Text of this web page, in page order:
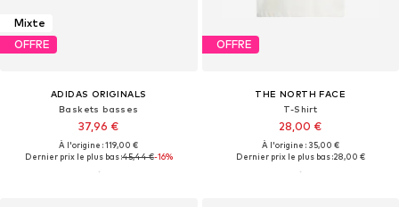
Mixte
OFFRE
ADIDAS ORIGINALS
Baskets basses
37,96 €
À l'origine : 119,00 €
Dernier prix le plus bas :45,44 €-16%
OFFRE
THE NORTH FACE
T-Shirt
28,00 €
À l'origine : 35,00 €
Dernier prix le plus bas :28,00 €